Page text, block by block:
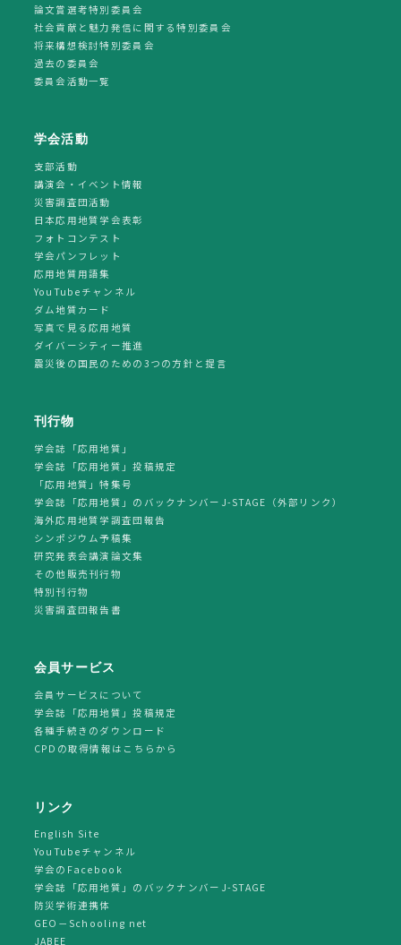
論文賞選考特別委員会
社会貢献と魅力発信に関する特別委員会
将来構想検討特別委員会
過去の委員会
委員会活動一覧
学会活動
支部活動
講演会・イベント情報
災害調査団活動
日本応用地質学会表彰
フォトコンテスト
学会パンフレット
応用地質用語集
YouTubeチャンネル
ダム地質カード
写真で見る応用地質
ダイバーシティー推進
震災後の国民のための3つの方針と提言
刊行物
学会誌「応用地質」
学会誌「応用地質」投稿規定
「応用地質」特集号
学会誌「応用地質」のバックナンバーJ-STAGE（外部リンク）
海外応用地質学調査団報告
シンポジウム予稿集
研究発表会講演論文集
その他販売刊行物
特別刊行物
災害調査団報告書
会員サービス
会員サービスについて
学会誌「応用地質」投稿規定
各種手続きのダウンロード
CPDの取得情報はこちらから
リンク
English Site
YouTubeチャンネル
学会のFacebook
学会誌「応用地質」のバックナンバーJ-STAGE
防災学術連携体
GEO－Schooling net
JABEE